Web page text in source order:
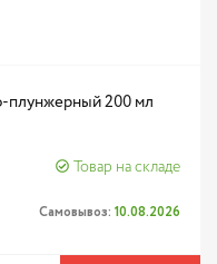
плунжерный 200 мл
Товар на складе
Самовывоз: 10.08.2026